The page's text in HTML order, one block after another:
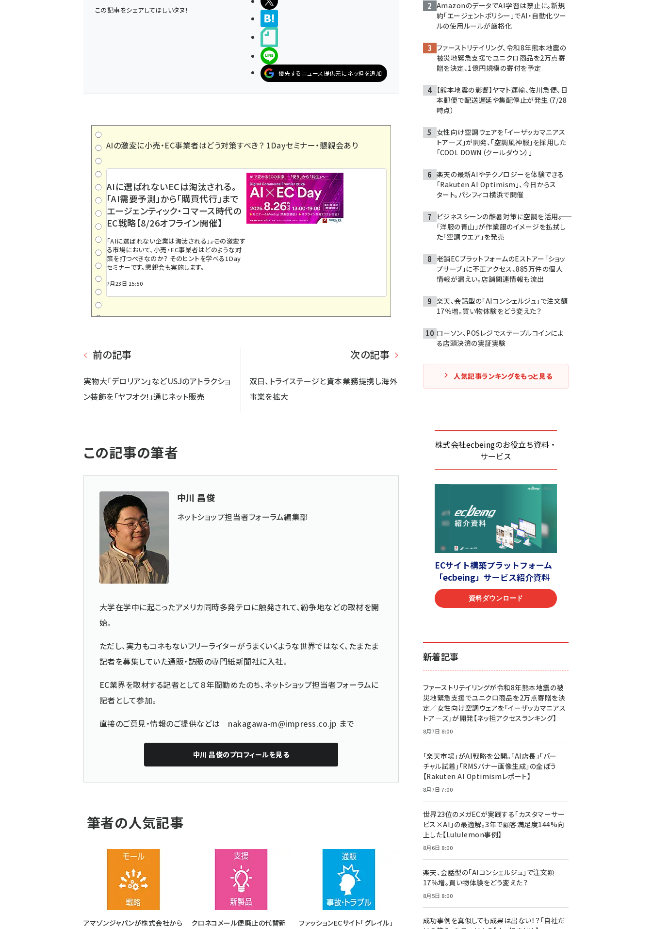
この記事をシェアしてほしいタヌ！
優先するニュース提供元にネッ担を追加
AIの激変に小売・EC事業者はどう対策すべき？ 1Dayセミナー・懇親会あり
AIに選ばれないECは淘汰される。
「AI需要予測」から「購買代行」まで
エージェンティック・コマース時代の
EC戦略【8/26オフライン開催】
「AIに選ばれない企業は淘汰される」――。この激変す
る市場において、小売・EC事業者はどのような対
策を打つべきなのか？ そのヒントを学べる1Day
セミナーです。懇親会も実施します。
7月23日 15:50
前の記事
実物大「デロリアン」などUSJのアトラクショ
ン装飾を「ヤフオク!」通じネット販売
次の記事
双日、トライステージと資本業務提携し海外
事業を拡大
この記事の筆者
中川 昌俊
ネットショップ担当者フォーラム編集部
大学在学中に起こったアメリカ同時多発テロに触発されて、紛争地などの取材を開
始。
ただし、実力もコネもないフリーライターがうまくいくような世界ではなく、たまたま
記者を募集していた通販・訪販の専門紙新聞社に入社。
EC業界を取材する記者として８年間勤めたのち、ネットショップ担当者フォーラムに
記者として参加。
直接のご意見・情報のご提供などは nakagawa-m@impress.co.jp まで
中川 昌俊のプロフィールを見る
筆者の人気記事
アマゾンジャパンが株式会社から
クロネコメール便廃止の代替新
ファッションECサイト「グレイル」
AmazonのデータでAI学習は禁止に。新規
約「エージェントポリシー」でAI・自動化ツー
ルの使用ルールが厳格化
ファーストリテイリング、令和8年熊本地震の
被災地緊急支援でユニクロ商品を2万点寄
贈を決定、1億円規模の寄付を予定
【熊本地震の影響】ヤマト運輸、佐川急便、日
本郵便で配送遅延や集配停止が発生（7/28
時点）
女性向け空調ウェアを「イーザッカマニアス
トア―ズ」が開発、「空調風神服」を採用した
「COOL DOWN（クールダウン）」
楽天の最新AIやテクノロジーを体験できる
「Rakuten AI Optimism」、今日からス
タート。パシフィコ横浜で開催
ビジネスシーンの酷暑対策に空調を活用――。
「洋服の青山」が作業服のイメージを払拭し
た「空調ウエア」を発売
老舗ECプラットフォームのEストアー「ショッ
プサーブ」に不正アクセス、885万件の個人
情報が漏えい。店舗関連情報も流出
楽天、会話型の「AIコンシェルジュ」で注文額
17％増。買い物体験をどう変えた？
ローソン、POSレジでステーブルコインによ
る店頭決済の実証実験
人気記事ランキングをもっと見る
新着記事
ファーストリテイリングが令和8年熊本地震の被
災地緊急支援でユニクロ商品を2万点寄贈を決
定／女性向け空調ウェアを「イーザッカマニアス
トア―ズ」が開発【ネッ担アクセスランキング】
8月7日 8:00
「楽天市場」がAI戦略を公開。「AI店長」「バー
チャル試着」「RMSバナー画像生成」の全ぼう
【Rakuten AI Optimismレポート】
8月7日 7:00
世界23位のメガECが実践する「カスタマーサー
ビス×AI」の最適解。3年で顧客満足度144%向
上した【Lululemon事例】
8月6日 8:00
楽天、会話型の「AIコンシェルジュ」で注文額
17％増。買い物体験をどう変えた？
8月5日 8:00
成功事例を真似しても成果は出ない！？「自社だ